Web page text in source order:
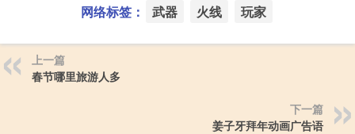
网络标签： 武器 火线 玩家
上一篇
春节哪里旅游人多
下一篇
姜子牙拜年动画广告语